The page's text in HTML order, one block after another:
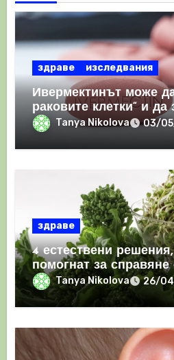
здраве изследвания
Ивермектинът може
раковите клетки“ и да
имунния отговор
Tanya Nikolova 03/
здраве
4 естествени
помогнат за
Tanya Nikolova 26/